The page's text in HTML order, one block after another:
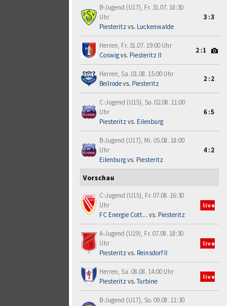
B-Jugend (U17), Fr. 31.07. 18:30
Uhr
Piesteritz vs. Luckenwalde
3:3
Herren, Fr. 31.07. 19:00 Uhr
Coswigvs. Piesteritz II
2:1
Herren, Sa. 01.08. 15:00 Uhr
Beilrodevs. Piesteritz
2:2
C-Jugend (U15), So. 02.08. 11:00
Uhr
Piesteritz vs. Eilenburg
6:5
B-Jugend (U17), Mi. 05.08. 18:00
Uhr
Eilenburgvs. Piesteritz
4:2
Vorschau
C-Jugend (U15), Fr. 07.08. 16:30
Uhr
FC Energie Cott... vs. Piesteritz
live
A-Jugend (U19), Fr. 07.08. 18:30
Uhr
Piesteritz vs. Reinsdorf II
live
Herren, Sa. 08.08. 14:00 Uhr
Piesteritz vs.Turbine
live
B-Jugend (U17), So. 09.08. 11:30